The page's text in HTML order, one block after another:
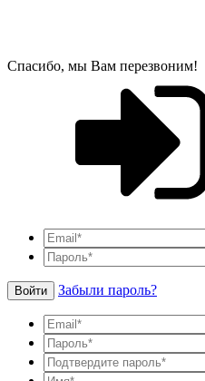
Спасибо, мы Вам перезвоним!
Войти Забыли пароль?